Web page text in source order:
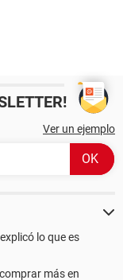
Ver un ejemplo
lo que es
más en